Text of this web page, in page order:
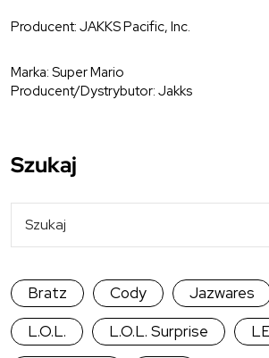
Producent: JAKKS Pacific, Inc.
Marka: Super Mario
Producent/Dystrybutor: Jakks
Szukaj
Bratz Cody Jazwares
L.O.L.
L.O.L. Surprise